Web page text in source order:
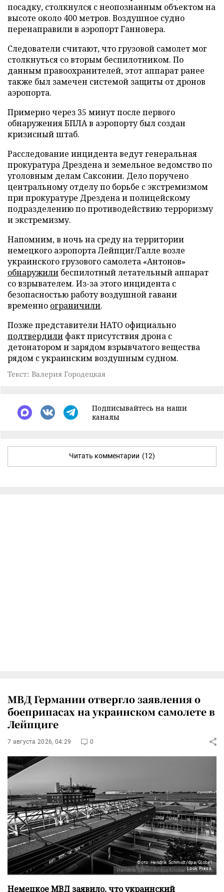
посадку, столкнулся с неопознанным объектом на
высоте около 400 метров. Воздушное судно
перенаправили в аэропорт Ганновера.
Следователи считают, что грузовой самолет мог
столкнуться со вторым беспилотником. По
данным правоохранителей, этот аппарат ранее
также был замечен системой защиты от дронов
аэропорта.
Примерно через 35 минут после первого
обнаружения БПЛА в аэропорту был создан
кризисный штаб.
Расследование инцидента ведут генеральная
прокуратура Дрездена и земельное ведомство по
уголовным делам Саксонии. Дело поручено
центральному отделу по борьбе с экстремизмом
при прокуратуре Дрездена и полицейскому
подразделению по противодействию терроризму
и экстремизму.
Напомним, в ночь на среду на территории
немецкого аэропорта Лейпциг/Галле возле
украинского грузового самолета «Антонов»
обнаружили беспилотный летательный аппарат
со взрывателем. Из-за этого инцидента с
безопасностью работу воздушной гавани
временно ограничили.
Позже представители НАТО официально
подтвердили факт присутствия дрона с
детонатором и зарядом взрывчатого вещества
рядом с украинским воздушным судном.
Текст: Валерия Городецкая
Подписывайтесь на наши
каналы
Читать комментарии (12)
МВД Германии отвергло заявления о
боеприпасах на украинском самолете в
Лейпциге
7 августа 2026, 04:29 0
Фото: Hendrik Schmidt/dpa/Global
Look Press
Немецкое МВД заявило, что украинский